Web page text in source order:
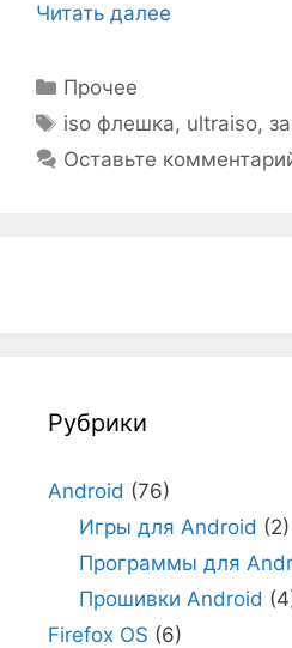
Читать далее
Рубрики
Прочее
Метки
iso флешка, ultraiso,
Оставьте
Рубрики
Android (76)
Игры для Android (2)
Программы для
Прошивки Android
Firefox OS (6)